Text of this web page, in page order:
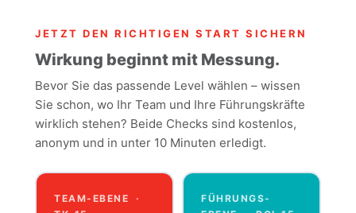
JETZT DEN RICHTIGEN START SICHERN
Wirkung beginnt mit Messung.
Bevor Sie das passende Level wählen – wissen
Sie schon, wo Ihr Team und Ihre Führungskräfte
wirklich stehen? Beide Checks sind kostenlos,
anonym und in unter 10 Minuten erledigt.
TEAM-EBENE ·
FÜHRUNGS-